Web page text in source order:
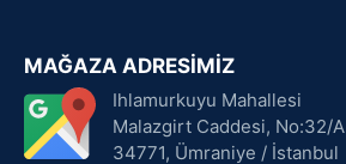
MAĞAZA ADRESİMİZ
Ihlamurkuyu Mahallesi
Malazgirt Caddesi, No:32/A
34771, Ümraniye / İstanbul